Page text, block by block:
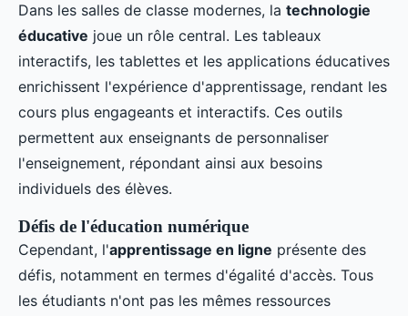
Dans les salles de classe modernes, la technologie
éducative joue un rôle central. Les tableaux
interactifs, les tablettes et les applications éducatives
enrichissent l'expérience d'apprentissage, rendant les
cours plus engageants et interactifs. Ces outils
permettent aux enseignants de personnaliser
l'enseignement, répondant ainsi aux besoins
individuels des élèves.
Défis de l'éducation numérique
Cependant, l'apprentissage en ligne présente des
défis, notamment en termes d'égalité d'accès. Tous
les étudiants n'ont pas les mêmes ressources